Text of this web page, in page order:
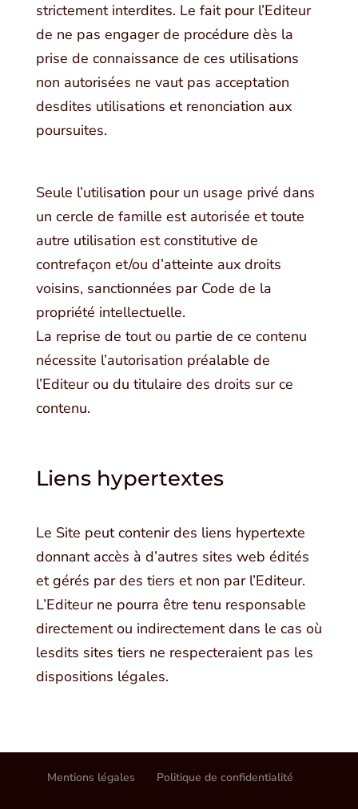
strictement interdites. Le fait pour l’Editeur
de ne pas engager de procédure dès la
prise de connaissance de ces utilisations
non autorisées ne vaut pas acceptation
desdites utilisations et renonciation aux
poursuites.
Seule l’utilisation pour un usage privé dans
un cercle de famille est autorisée et toute
autre utilisation est constitutive de
contrefaçon et/ou d’atteinte aux droits
voisins, sanctionnées par Code de la
propriété intellectuelle.
La reprise de tout ou partie de ce contenu
nécessite l’autorisation préalable de
l’Editeur ou du titulaire des droits sur ce
contenu.
Liens hypertextes
Le Site peut contenir des liens hypertexte
donnant accès à d’autres sites web édités
et gérés par des tiers et non par l’Editeur.
L’Editeur ne pourra être tenu responsable
directement ou indirectement dans le cas où
lesdits sites tiers ne respecteraient pas les
dispositions légales.
Mentions légales Politique de confidentialité